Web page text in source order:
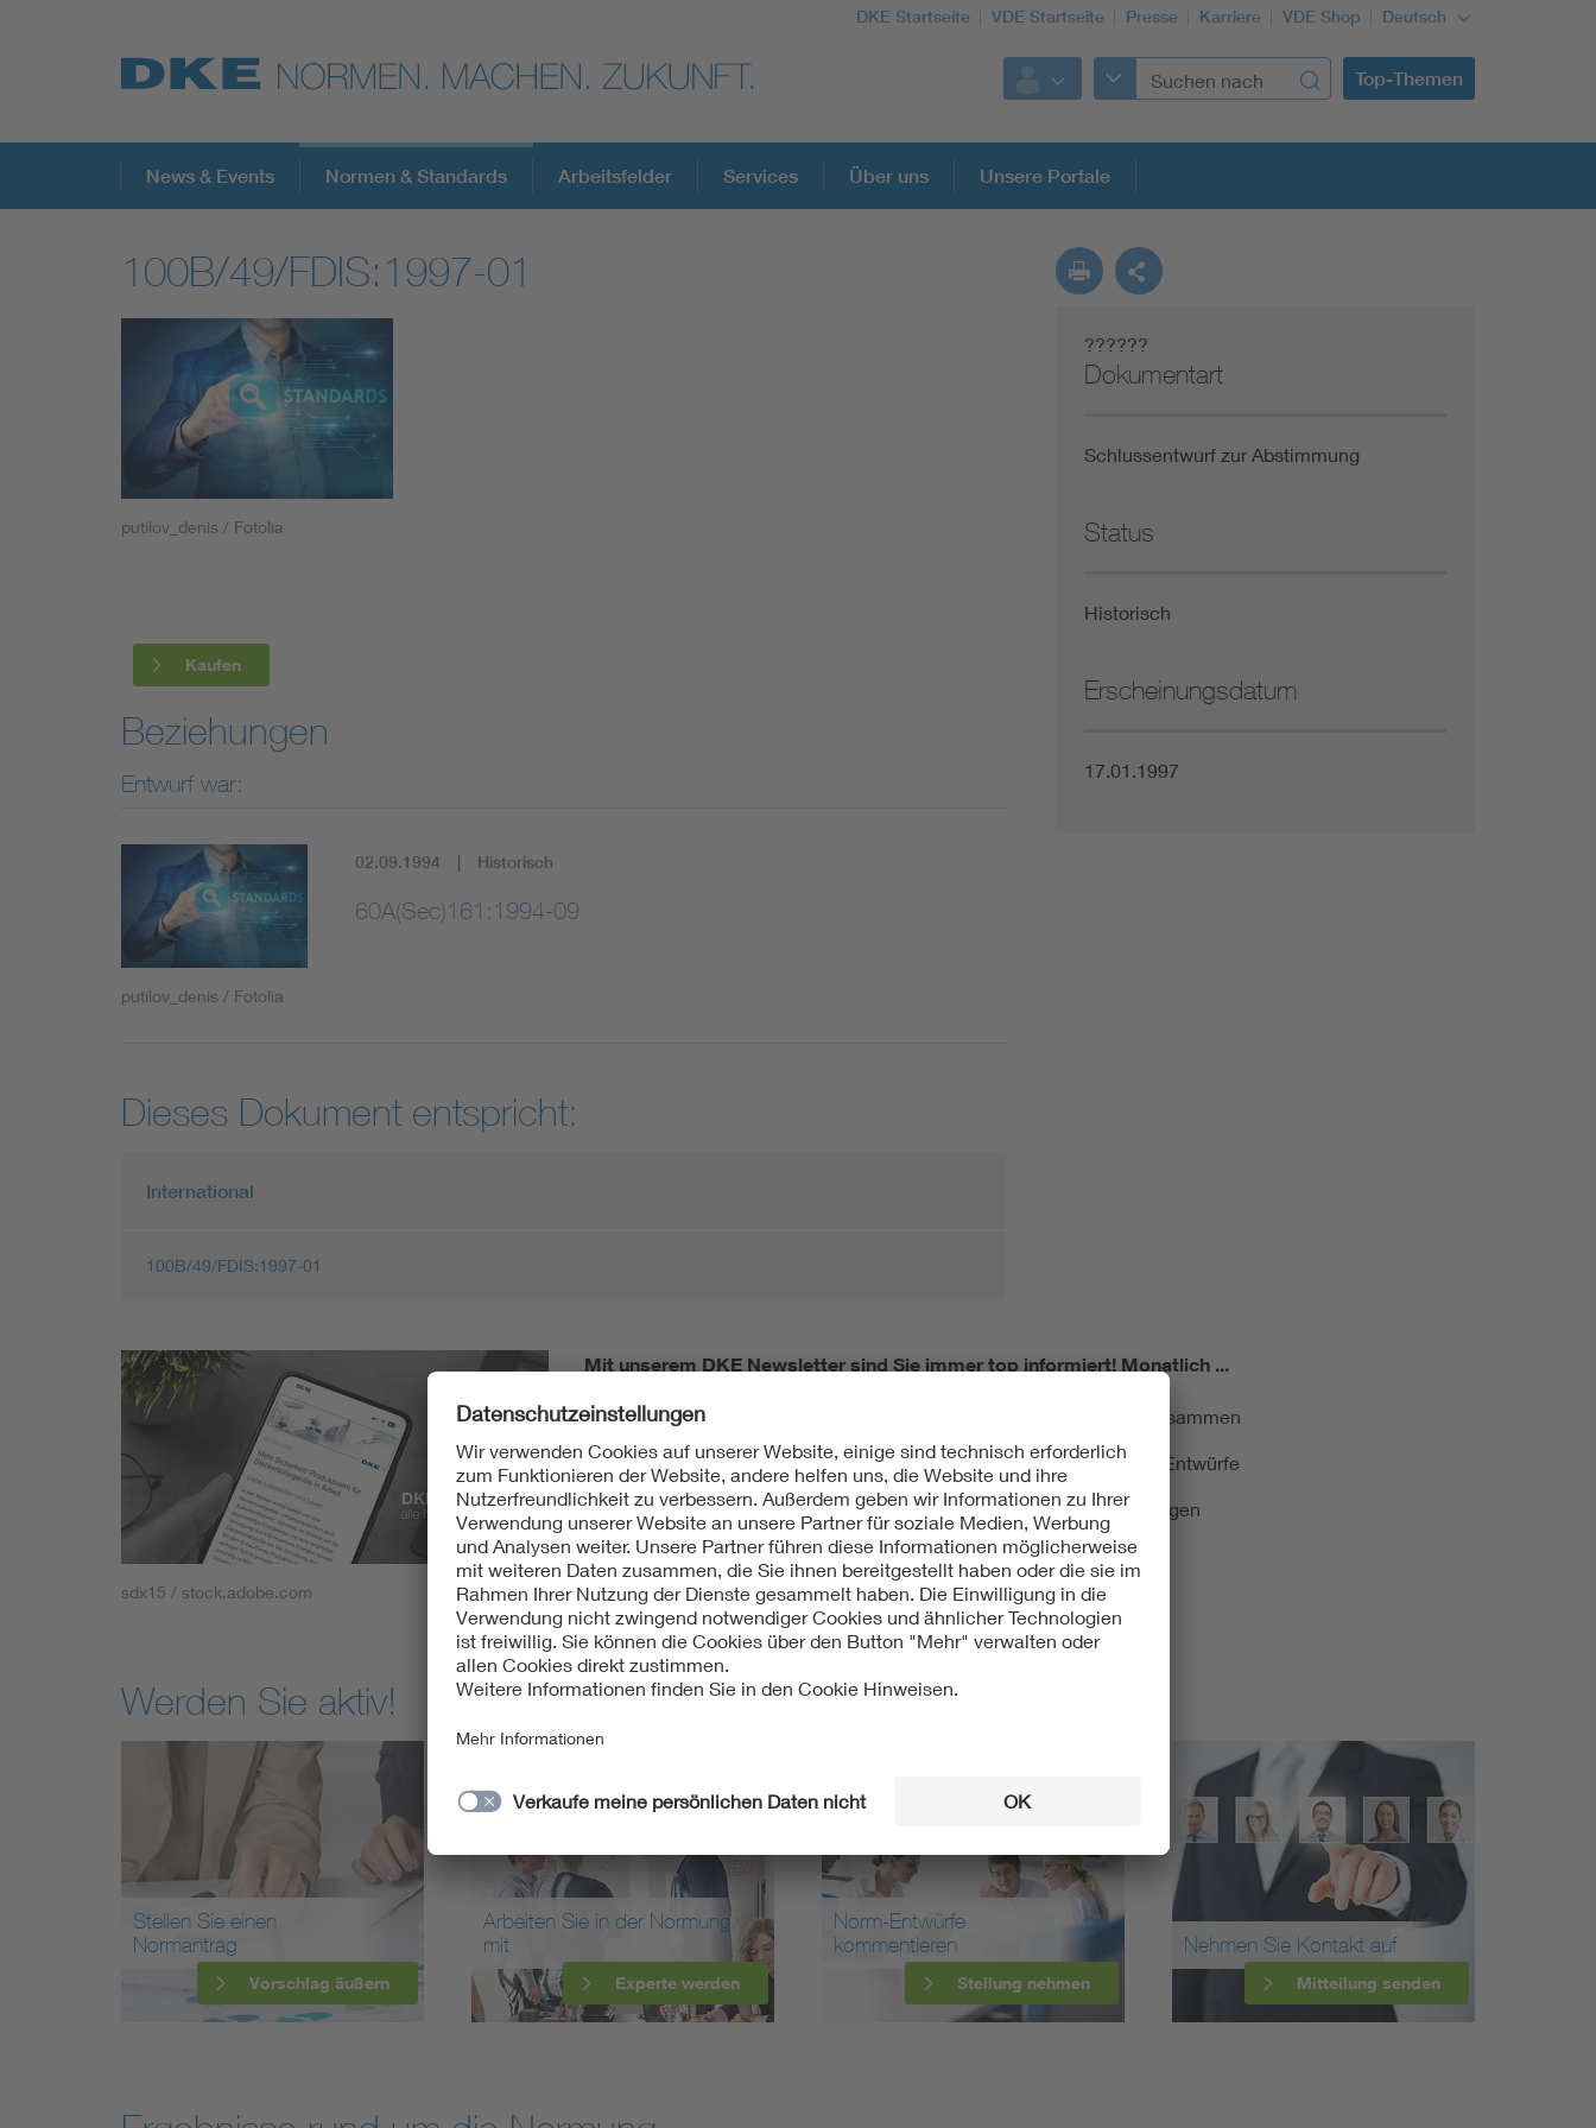
DKE Startseite VDE Startseite Presse Karriere VDE Shop Deutsch
Top-Themen
Top-Themen
VDE Fokusthemen
Digital Security
Energy
Mobility
Smart Cities
DKE Fachinformationen im Kontext der Normung
Funktionale Sicherheit schützt den Menschen
Not- und Sicherheitsbeleuchtung
News & Events Normen & Standards Arbeitsfelder Services Über uns Unsere Portale
100B/49/FDIS:1997-01
putilov_denis / Fotolia
Kaufen
Beziehungen
Entwurf war:
putilov_denis / Fotolia
02.09.1994 Historisch
60A(Sec)161:1994-09
Dieses Dokument entspricht:
International
100B/49/FDIS:1997-01
??????
Dokumentart
Schlussentwurf zur Abstimmung
Status
Historisch
Erscheinungsdatum
17.01.1997
sdx15 / stock.adobe.com
Mit unserem DKE Newsletter sind Sie immer top informiert! Monatlich ...
fassen wir die wichtigsten Entwicklungen in der Normung kurz zusammen
berichten wir über aktuelle Arbeitsergebnisse, Publikationen und Entwürfe
informieren wir Sie bereits frühzeitig über zukünftige Veranstaltungen
Ich möchte den DKE Newsletter erhalten!
Werden Sie aktiv!
Stellen Sie einen
Normantrag
Vorschlag äußern
Arbeiten Sie in der Normung
mit
Experte werden
Norm-Entwürfe
kommentieren
Stellung nehmen
Nehmen Sie Kontakt auf
Mitteilung senden